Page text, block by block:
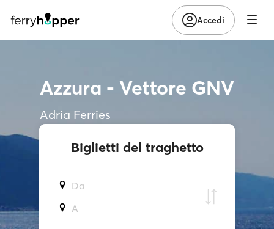
Accedi
Azzura - Vettore GNV
Adria Ferries
Biglietti del traghetto
Da
A